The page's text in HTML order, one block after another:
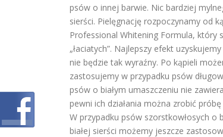
psów o innej barwie. Nic bardziej
sierści. Pielęgnację rozpoczynamy od
Professional Whitening Formula, który
„łaciatych”. Najlepszy efekt
nie będzie tak wyraźny. Po kąpieli
zastosujemy w przypadku psów
psów o białym umaszczeniu nie
pewni ich działania można zrobić
W przypadku psów szorstkowłosych o
białej sierści możemy jeszcze